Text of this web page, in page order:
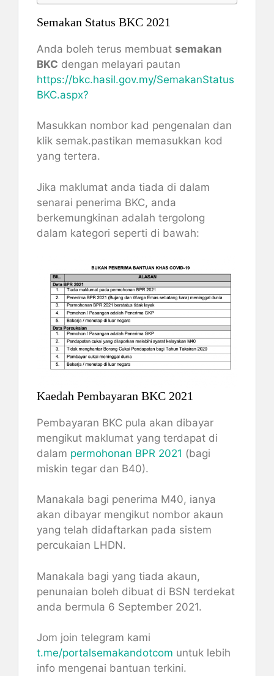
Semakan Status BKC 2021
Anda boleh terus membuat semakan
BKC dengan melayari pautan
https://bkc.hasil.gov.my/SemakanStatus
BKC.aspx?
Masukkan nombor kad pengenalan dan
klik semak.pastikan memasukkan kod
yang tertera.
Jika maklumat anda tiada di dalam
senarai penerima BKC, anda
berkemungkinan adalah tergolong
dalam kategori seperti di bawah:
Kaedah Pembayaran BKC 2021
Pembayaran BKC pula akan dibayar
mengikut maklumat yang terdapat di
dalam permohonan BPR 2021 (bagi
miskin tegar dan B40).
Manakala bagi penerima M40, ianya
akan dibayar mengikut nombor akaun
yang telah didaftarkan pada sistem
percukaian LHDN.
Manakala bagi yang tiada akaun,
penunaian boleh dibuat di BSN terdekat
anda bermula 6 September 2021.
Jom join telegram kami
t.me/portalsemakandotcom untuk lebih
info mengenai bantuan terkini.